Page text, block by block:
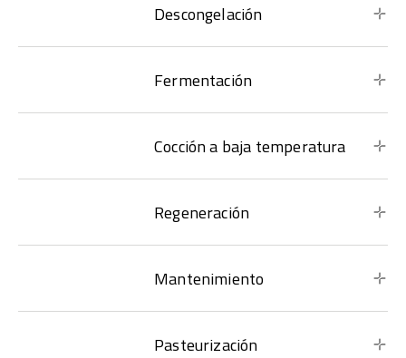
Descongelación
Fermentación
Cocción a baja temperatura
Regeneración
Mantenimiento
Pasteurización